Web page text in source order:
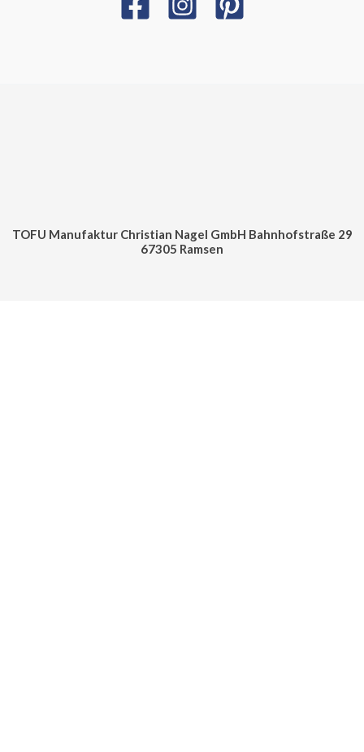
TOFU Manufaktur Christian Nagel GmbH Bahnhofstraße 29
67305 Ramsen